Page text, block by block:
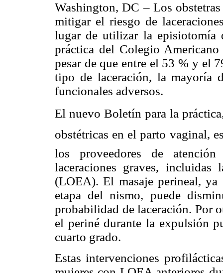
Washington, DC – Los
mitigar el riesgo de
lugar de utilizar la episiotomía
práctica del Colegio
pesar de que entre el 53 % y el
tipo de laceración, la mayoría
funcionales adversos.
El nuevo Boletín para la
obstétricas en el parto vaginal,
los proveedores de
laceraciones graves, incluidas
(LOEA). El masaje perineal, ya
etapa del nismo, puede
probabilidad de laceración. Por
el periné durante la expulsión
cuarto grado.
Estas intervenciones